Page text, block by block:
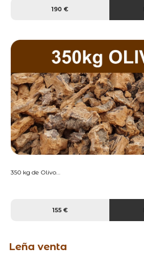
190 €
350 kg de Olivo...
155 €
Leña venta